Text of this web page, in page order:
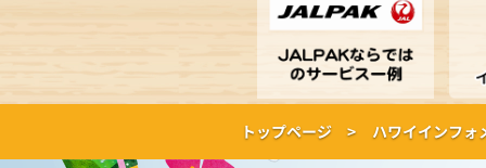
トップページ > ハワイインフ